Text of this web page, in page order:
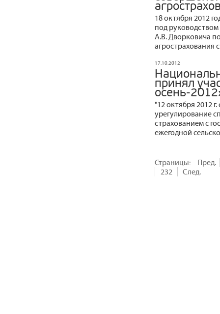
18 октября 2012
под руководством
А.В. Дворковича
агрострахования
17.10.2012
принял
осень-
"12 октября 2012
урегулирование
страхованием с
ежегодной
Страницы:
Пред.
232
След.